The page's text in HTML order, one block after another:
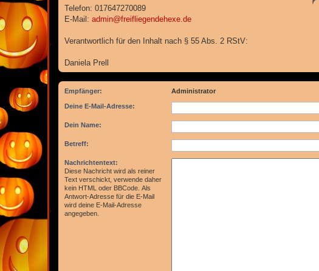
Telefon: 017647270089
E-Mail: admin@freifliegendehexe.de
Verantwortlich für den Inhalt nach § 55 Abs. 2 RStV:
Daniela Prell
Empfänger: Administrator
Deine E-Mail-Adresse:
Dein Name:
Betreff:
Nachrichtentext:
Diese Nachricht wird als reiner
Text verschickt, verwende daher
kein HTML oder BBCode. Als
Antwort-Adresse für die E-Mail
wird deine E-Mail-Adresse
angegeben.